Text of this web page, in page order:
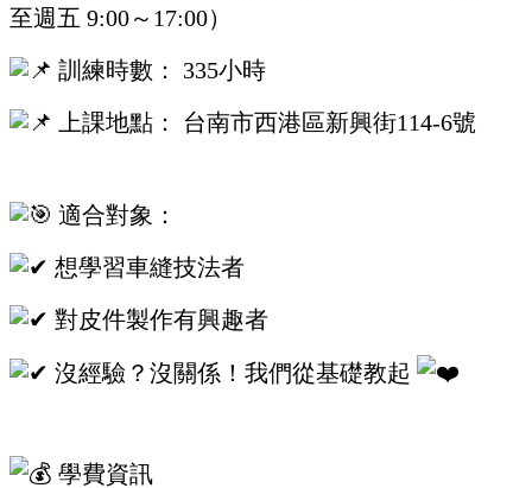
至週五 9:00～17:00）
訓練時數： 335小時
上課地點： 台南市西港區新興街114-6號
適合對象：
想學習車縫技法者
對皮件製作有興趣者
沒經驗？沒關係！我們從基礎教起
學費資訊